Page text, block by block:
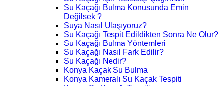
Su Kaçağı Bulma Konusunda Emin
Değilsek ?
Suya Nasıl Ulaşıyoruz?
Su Kaçağı Tespit Edildikten Sonra Ne Olur?
Su Kaçağı Bulma Yöntemleri
Su Kaçağı Nasıl Fark Edilir?
Su Kaçağı Nedir?
Konya Kaçak Su Bulma
Konya Kameralı Su Kaçak Tespiti